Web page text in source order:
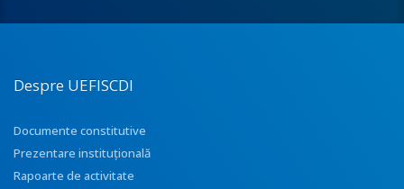
Despre UEFISCDI
Documente constitutive
Prezentare instituţională
Rapoarte de activitate